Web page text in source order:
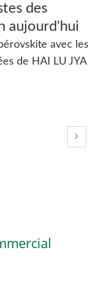
des
aujourd'hui
avec les
de HAI LU JYA